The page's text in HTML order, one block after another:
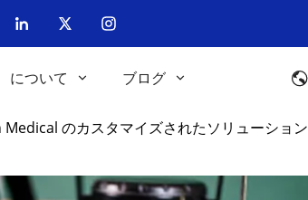
について ブログ
のカスタマイズされたソリューション